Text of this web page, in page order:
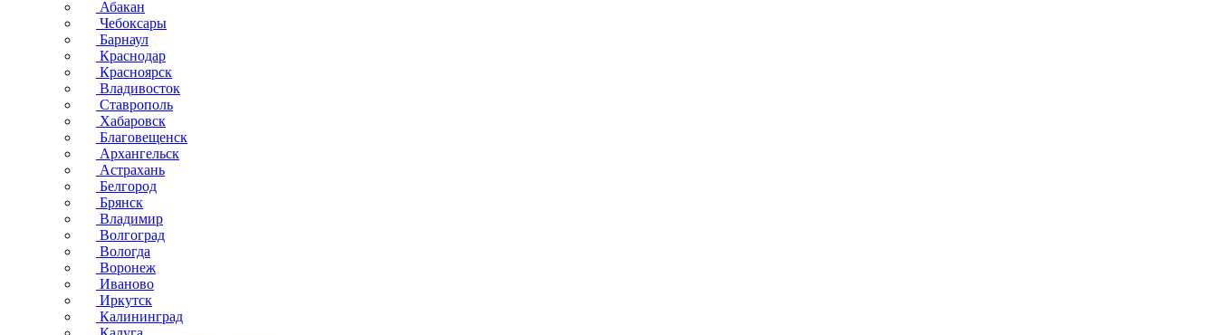
Абакан
Чебоксары
Барнаул
Краснодар
Красноярск
Владивосток
Ставрополь
Хабаровск
Благовещенск
Архангельск
Астрахань
Белгород
Брянск
Владимир
Волгоград
Вологда
Воронеж
Иваново
Иркутск
Калининград